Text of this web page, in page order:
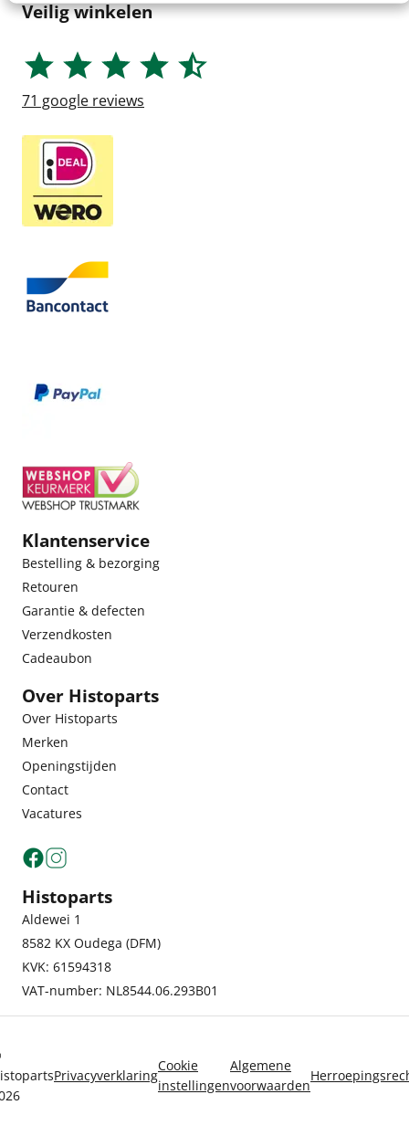
Veilig winkelen
71 google reviews
Klantenservice
Bestelling & bezorging
Retouren
Garantie & defecten
Verzendkosten
Cadeaubon
Over Histoparts
Over Histoparts
Merken
Openingstijden
Contact
Vacatures
Histoparts
Aldewei 1
8582 KX Oudega (DFM)
KVK: 61594318
VAT-number: NL8544.06.293B01
Privacyverklaring
Cookie
instellingen
Algemene
voorwaarden